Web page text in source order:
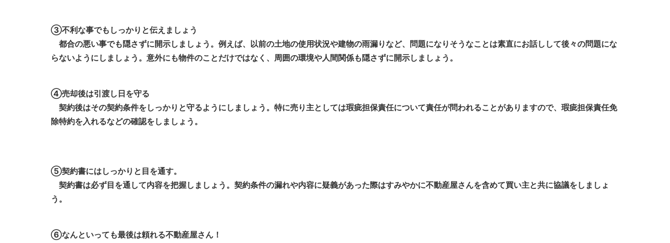
③不利な事でもしっかりと伝えましょう
都合の悪い事でも隠さずに開示しましょう。例えば、以前の土地の使用状況や建物の雨漏りなど、問題になりそうなことは素直にお話しして後々の問題にな
らないようにしましょう。意外にも物件のことだけではなく、周囲の環境や人間関係も隠さずに開示しましょう。
④売却後は引渡し日を守る
契約後はその契約条件をしっかりと守るようにしましょう。特に売り主としては瑕疵担保責任について責任が問われることがありますので、瑕疵担保責任免
除特約を入れるなどの確認をしましょう。
⑤契約書にはしっかりと目を通す。
契約書は必ず目を通して内容を把握しましょう。契約条件の漏れや内容に疑義があった際はすみやかに不動産屋さんを含めて買い主と共に協議をしましょ
う。
⑥なんといっても最後は頼れる不動産屋さん！